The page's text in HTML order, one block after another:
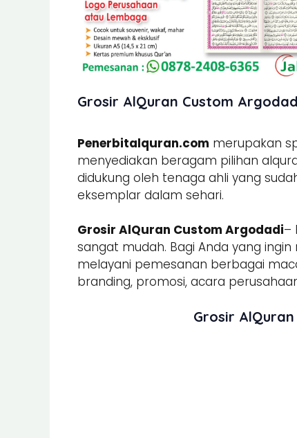
Grosir AlQuran Custom
Penerbitalquran.com merupakan
menyediakan beragam pilihan
didukung oleh tenaga ahli yang
eksemplar dalam sehari.
Grosir AlQuran Custom Argodadi–
sangat mudah. Bagi Anda yang ingin
melayani pemesanan berbagai
branding, promosi, acara
Grosir